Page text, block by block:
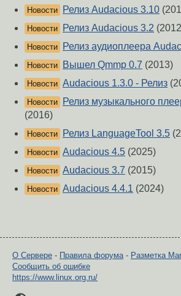
Новости Релиз Audacious 3.10
Новости Релиз Audacious 3.2
Новости Релиз аудиоплеера
Новости Вышел Qmmp 0.7 (2013)
Новости Audacious 1.3.0 - Релиз
Новости
Релиз музыкального
(2016)
Новости Релиз LanguageTool 3.5
Новости Audacious 4.5 (2025)
Новости Audacious 3.7 (2015)
Новости Audacious 4.4.1 (2024)
О Сервере - Правила форума- Разметка
Сообщить об ошибке
https://www.linux.org.ru/